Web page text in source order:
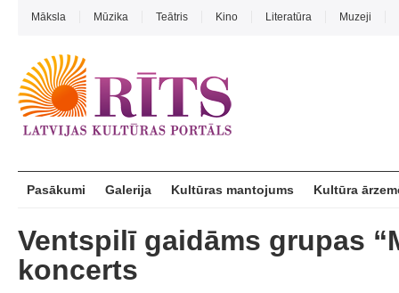
Māksla Mūzika Teātris Kino Literatūra Muzeji
Pasākumi Galerija Kultūras mantojums Kultūra
Ventspilī gaidāms grupas
koncerts